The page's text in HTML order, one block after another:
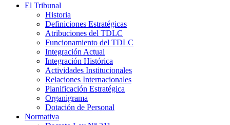
El Tribunal
Historia
Definiciones Estratégicas
Atribuciones del TDLC
Funcionamiento del TDLC
Integración Actual
Integración Histórica
Actividades Institucionales
Relaciones Internacionales
Planificación Estratégica
Organigrama
Dotación de Personal
Normativa